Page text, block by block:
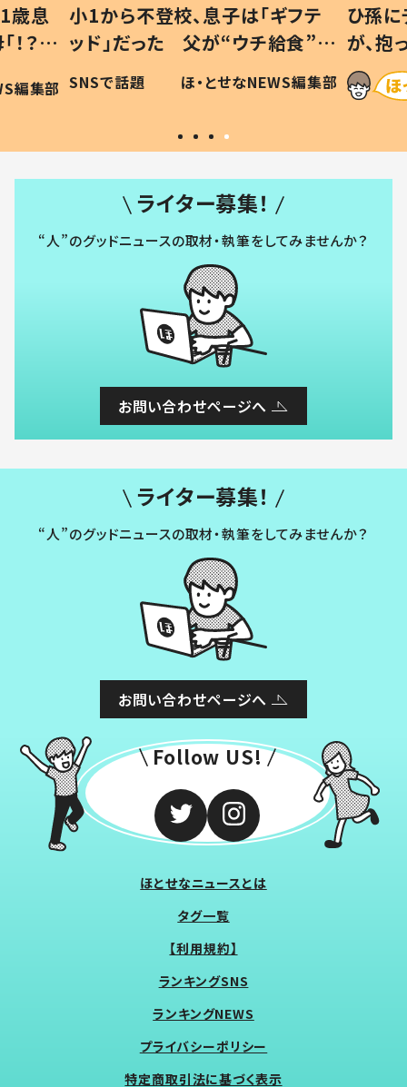
歳息
？」
編集部
小1から不登校、息子は「ギフテ
ッド」だった 父が“ウチ給食”を
作り続ける理由とは #令和の親
#令和の子
SNSで話題 ほ・とせなNEWS編集部
ひ孫
が、
「涙が
い」
ライター募集！
“人”のグッドニュースの取材・執筆をしてみませんか？
お問い合わせページへ
ライター募集！
“人”のグッドニュースの取材・執筆をしてみませんか？
お問い合わせページへ
Follow US!
ほとせなニュースとは
タグ一覧
【利用規約】
ランキングSNS
ランキングNEWS
プライバシーポリシー
特定商取引法に基づく表示